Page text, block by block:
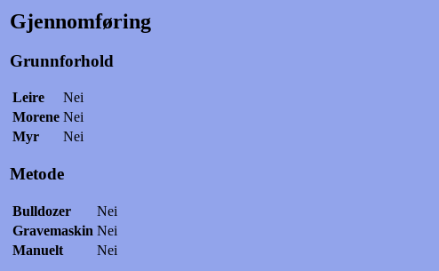
Gjennomføring
Grunnforhold
Leire
Nei
Morene Nei
Myr
Nei
Metode
Bulldozer
Nei
Gravemaskin Nei
Manuelt
Nei